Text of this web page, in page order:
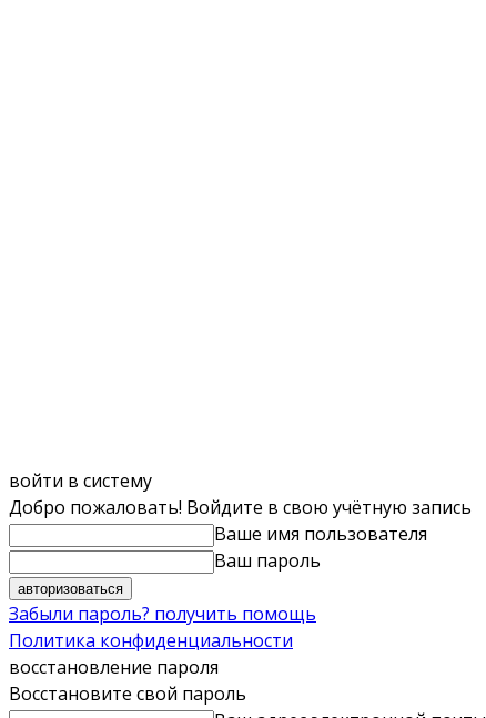
войти в систему
Добро пожаловать! Войдите в свою учётную запись
Ваше имя пользователя
Ваш пароль
Забыли пароль? получить помощь
Политика конфиденциальности
восстановление пароля
Восстановите свой пароль